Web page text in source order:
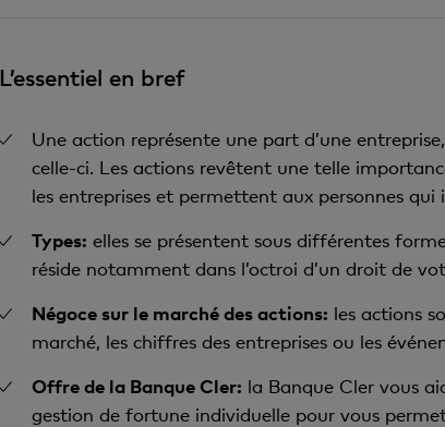
L’essentiel en bref
Une action représente une part d’une
celle-ci. Les actions revêtent une telle
les entreprises et permettent aux personnes
Types: elles se présentent sous différentes
réside notamment dans l’octroi d’un droit de
Négoce sur le marché des actions: les actions
marché, les chiffres des entreprises ou les
Offre de la Banque Cler: la Banque Cler vous
gestion de fortune individuelle pour vous